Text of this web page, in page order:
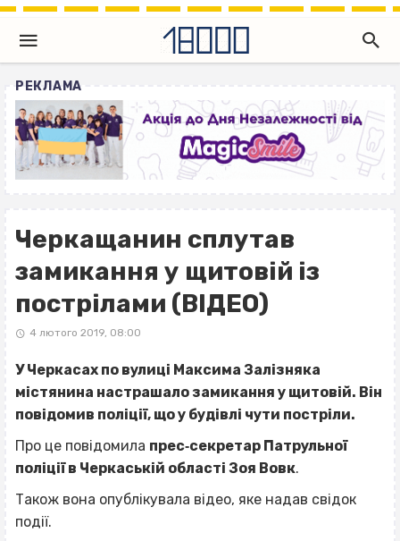
РЕКЛАМА
Черкащанин сплутав
замикання у щитовій із
пострілами (ВІДЕО)
4 лютого 2019, 08:00
У Черкасах по вулиці Максима Залізняка
містянина настрашало замикання у щитовій. Він
повідомив поліції, що у будівлі чути постріли.
Про це повідомила прес‐секретар Патрульної
поліції в Черкаській області Зоя Вовк.
Також вона опублікувала відео, яке надав свідок
події.